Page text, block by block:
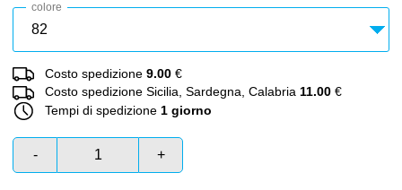
colore
Costo spedizione 9.00 €
Costo spedizione Sicilia, Sardegna, Calabria 11.00 €
Tempi di spedizione 1 giorno
- +